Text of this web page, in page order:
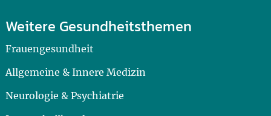
Weitere Gesundheitsthemen
Frauengesundheit
Allgemeine & Innere Medizin
Neurologie & Psychiatrie